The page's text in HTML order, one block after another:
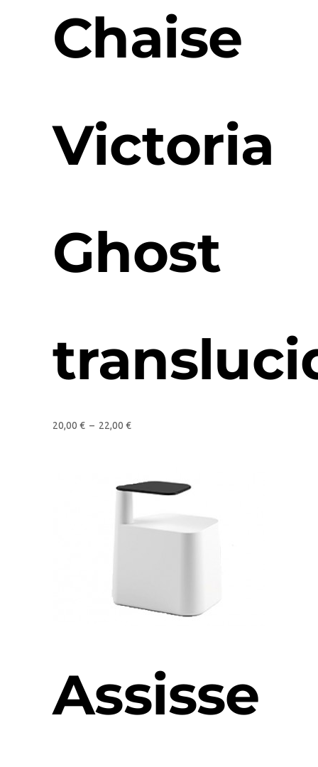
Chaise
Victoria
Ghost
20,00 € – 22,00 €
Assisse